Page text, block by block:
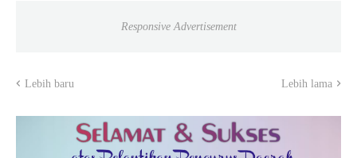
Responsive Advertisement
Lebih baru Lebih lama